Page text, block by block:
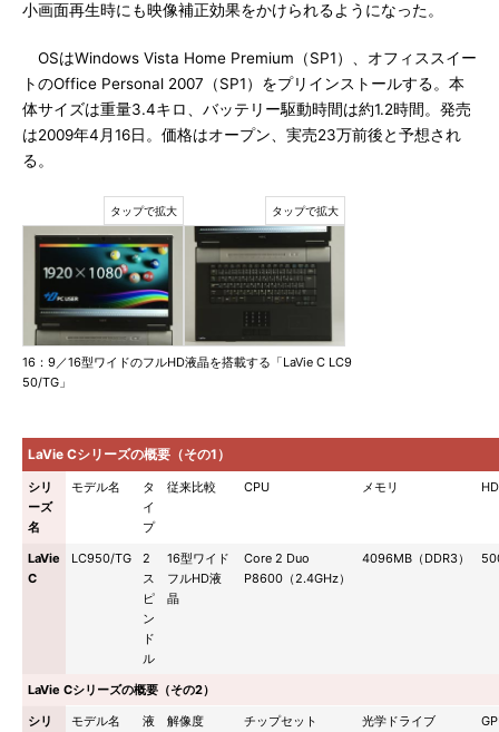
小画面再生時にも映像補正効果をかけられるようになった。
OSはWindows Vista Home Premium（SP1）、オフィススイー
トのOffice Personal 2007（SP1）をプリインストールする。本
体サイズは重量3.4キロ、バッテリー駆動時間は約1.2時間。発売
は2009年4月16日。価格はオープン、実売23万前後と予想され
る。
16：9／16型ワイドのフルHD液晶を搭載する「LaVie C LC9
50/TG」
LaVie Cシリーズの概要（その1）
シリ
ーズ
名
モデル名
タ
イ
プ
従来比較 CPU メモリ
LaVie
C
LC950/TG
2
ス
ピ
ン
ド
ル
16型ワイド
フルHD液
晶
Core 2 Duo
P8600（2.4GHz）
4096MB（DDR3）
LaVie Cシリーズの概要（その2）
シリ
モデル名
液
解像度 チップセット 光学ドライブ